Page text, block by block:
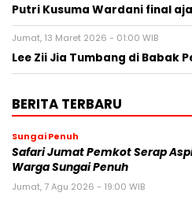
Putri Kusuma Wardani final
Jumat, 13 Maret 2026 - 01:00 WIB
Lee Zii Jia Tumbang di Babak
BERITA TERBARU
Sungai Penuh
Safari Jumat Pemkot Serap
Warga Sungai Penuh
Jumat, 7 Agu 2026 - 19:00 WIB